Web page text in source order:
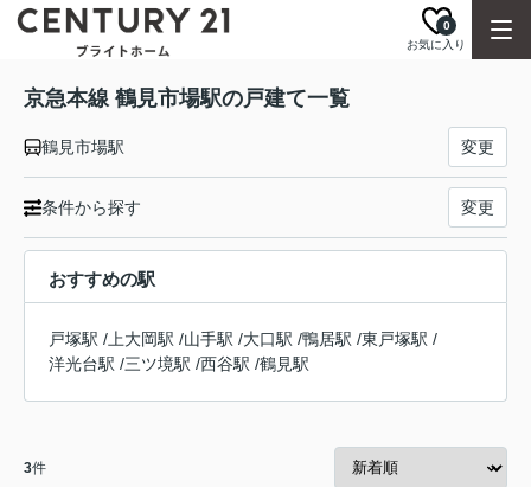
お気に入り
0
京急本線 鶴見市場駅の戸建て一覧
鶴見市場駅 変更
条件から探す 変更
おすすめの駅
戸塚駅 / 上大岡駅 /山手駅 /大口駅 /鴨居駅 /東戸塚駅 /
洋光台駅 /三ツ境駅 /西谷駅 /鶴見駅
3件